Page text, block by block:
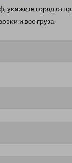
укажите город
и вес груза.